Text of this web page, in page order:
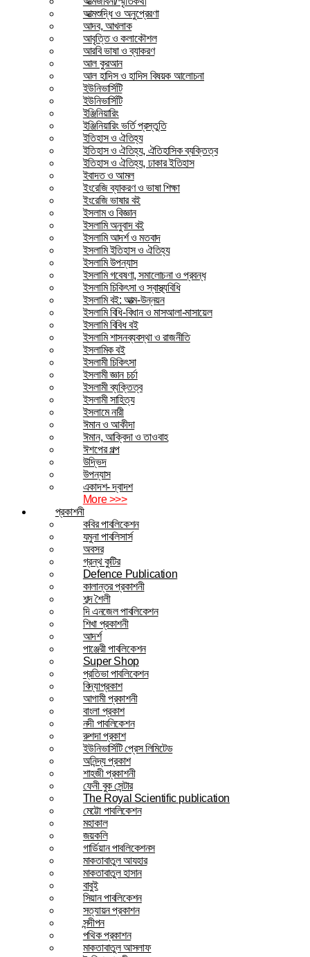
আত্মশুদ্ধি ও অনুপ্রেরণা
আদব, আখলাক
আবৃত্তি ও কলাকৌশল
আরবি ভাষা ও ব্যাকরণ
আল কুরআন
আল হাদিস ও হাদিস বিষয়ক আলোচনা
ইউনিভার্সিটি
ইউনিভার্সিটি
ইঞ্জিনিয়ারিং
ইঞ্জিনিয়ারিং ভর্তি প্রস্তুতি
ইতিহাস ও ঐতিহ্য
ইতিহাস ও ঐতিহ্য, ঐতিহাসিক ব্যক্তিত্ব
ইতিহাস ও ঐতিহ্য, ঢাকার ইতিহাস
ইবাদত ও আমল
ইংরেজি ব্যাকরণ ও ভাষা শিক্ষা
ইংরেজি ভাষার বই
ইসলাম ও বিজ্ঞান
ইসলামি অনুবাদ বই
ইসলামি আদর্শ ও মতবাদ
ইসলামি ইতিহাস ও ঐতিহ্য
ইসলামি উপন্যাস
ইসলামি গবেষণা, সমালোচনা ও প্রবন্ধ
ইসলামি চিকিৎসা ও স্বাস্থ্যবিধি
ইসলামি বই: আত্ম-উন্নয়ন
ইসলামি বিধি-বিধান ও মাসআলা-মাসায়েল
ইসলামি বিবিধ বই
ইসলামি শাসনব্যবস্থা ও রাজনীতি
ইসলামিক বই
ইসলামী চিকিৎসা
ইসলামী জ্ঞান চর্চা
ইসলামী ব্যক্তিত্ব
ইসলামী সাহিত্য
ইসলামে নারী
ঈমান ও আকীদা
ঈমান, আক্বিদা ও তাওবাহ
ঈশপের গল্প
উদ্ভিদ
উপন্যাস
একাদশ- দ্বাদশ
More >>>
প্রকাশনী
কবির পাবলিকেশন
যমুনা পাবলিসার্স
অবসর
গ্রন্থ কুটির
Defence Publication
কালান্তর প্রকাশনী
শব্দ শৈলী
দি এনজেল পাবলিকেশন
শিখা প্রকাশনী
আদর্শ
পাঞ্জেরী পাবলিকেশন
Super Shop
প্রতিভা পাবলিকেশন
বিদ্যাপ্রকাশ
আগামী প্রকাশনী
বাংলা প্রকাশ
নদী পাবলিকেশন
রুশদা প্রকাশ
ইউনিভার্সিটি প্রেস লিমিটেড
অনিন্দ্য প্রকাশ
শাহজী প্রকাশনী
ফেনী বুক সেন্টার
The Royal Scientific publication
মেট্টো পাবলিকেশন
মহাকাল
জয়কলি
গার্ডিয়ান পাবলিকেশনস
মাকতাবাতুল আযহার
মাকতাবাতুল হাসান
বাবুই
সিয়ান পাবলিকেশন
সত্যায়ন প্রকাশন
সন্দীপন
পথিক প্রকাশন
মাকতাবাতুল আসলাফ